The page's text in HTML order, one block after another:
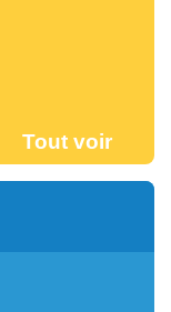
Tout voir